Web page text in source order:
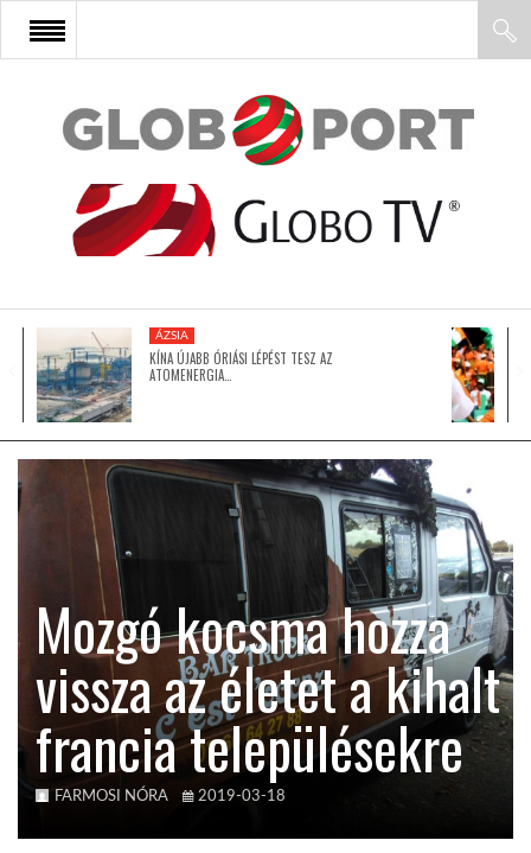
FŐOLDAL
AFRIKA
ÁZSIA
LATIN-AMERIKA
KÖZEL-KELET
AUSZTRÁLIA
A VILÁG ITTHON
ÁZSIA
KÍNA ÚJABB ÓRIÁSI LÉPÉST TESZ AZ
ATOMENERGIA…
Mozgó kocsma hozza
vissza az életet a kihalt
francia településekre
FARMOSI NÓRA 2019-03-18